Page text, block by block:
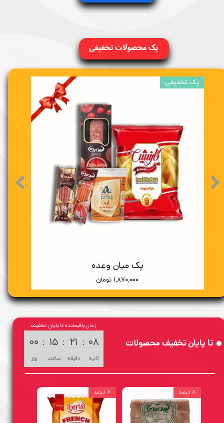
پک میان وعده
۱,۸۷۰,۰۰۰ تومان
پک تخفیفی
پک محصولات تخفیفی
تا پایان تخفیف محصولات ۰۰ :
روز
۱۵ :
ساعت
۲۱ :
دقیقه
۰۶
ثانیه
زمان باقیمانده تا پایان تخفیف
۸ درصد ۸ درصد